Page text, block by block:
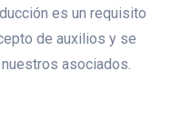
es un requisito
de auxilios y se
asociados.